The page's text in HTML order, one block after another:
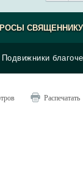
Подвижники
СВЯЩЕННИКУ
Распечатать